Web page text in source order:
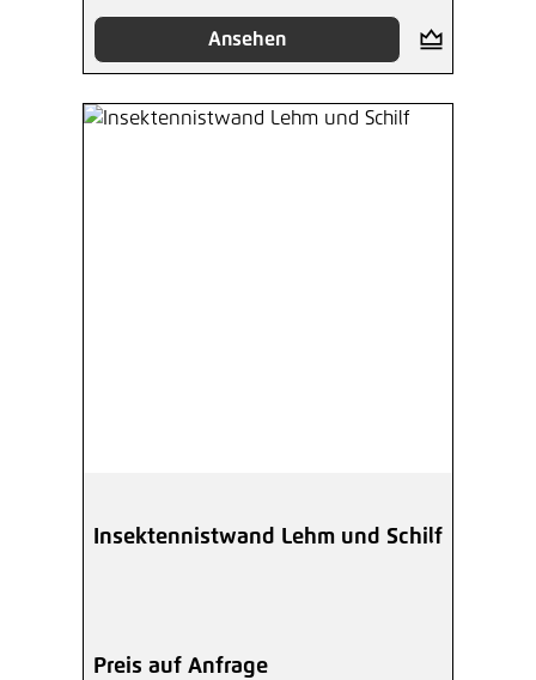
Ansehen
Insektennistwand Lehm und Schilf
Preis auf Anfrage